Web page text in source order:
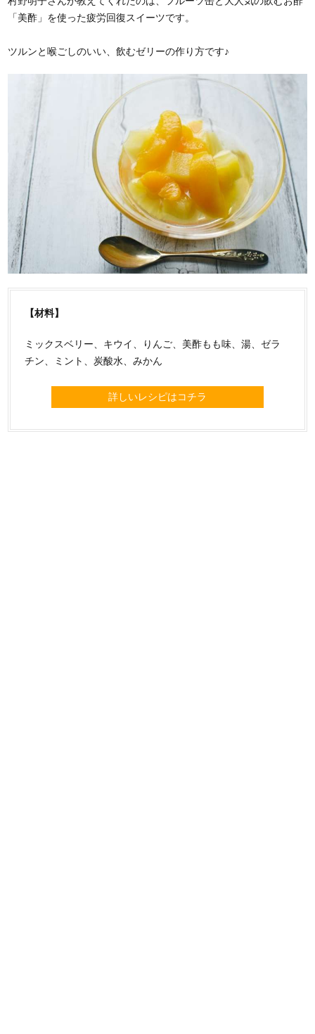
「美酢」を使った疲労回復スイーツです。
ツルンと喉ごしのいい、飲むゼリーの作り方です♪
【材料】
ミックスベリー、キウイ、りんご、美酢もも味、湯、ゼラ
チン、ミント、炭酸水、みかん
詳しいレシピはコチラ